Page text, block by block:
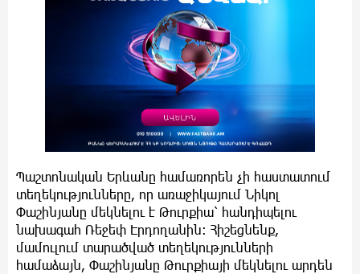
Պաշտոնական Երևանը համառորեն չի հաստատում
տեղեկությունները, որ առաջիկայում Նիկոլ
Փաշինյանը մեկնելու է Թուրքիա՝ հանդիպելու
նախագահ Ռեջեփ Էրդողանին։ Հիշեցնենք,
մամուլում տարածված տեղեկությունների
համաձայն, Փաշինյանը Թուրքիայի մեկնելու արդեն